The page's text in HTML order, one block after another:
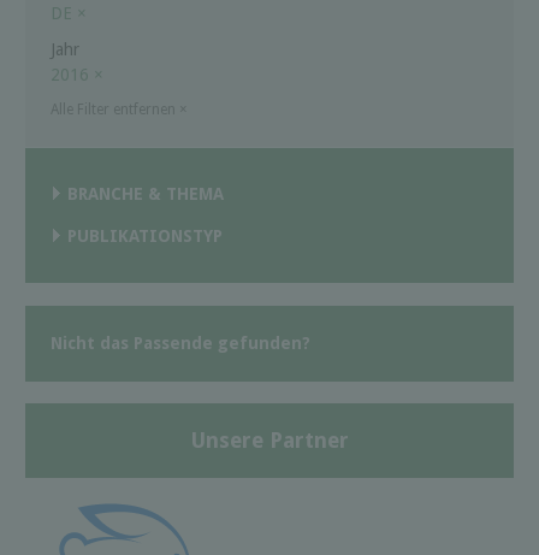
DE ×
Jahr
2016 ×
BRANCHE & THEMA
PUBLIKATIONSTYP
Nicht das Passende gefunden?
Unsere Partner